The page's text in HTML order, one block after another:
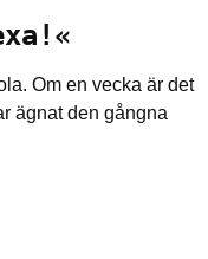
Om en vecka är det
ägnat den gångna